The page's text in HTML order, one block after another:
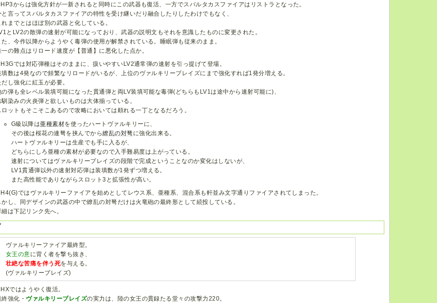
からは強化方針が一新されると同時にこの武器も復活、一方でスパルタカスファイアはリストラとなった。
と言ってスパルタカスファイアの特性を受け継いだり融合したりしたわけでもなく、
れまでとはほぼ別の武器と化している。
とLV2の散弾の速射が可能になっており、武器の説明文もそれを意識したものに変更された。
た、今作以降からようやく毒弾の使用が解禁されている。睡眠弾も従来のまま。
一の難点はリロード速度が【普通】に悪化した点か。
では対応弾種はそのままに、扱いやすいLV2通常弾の速射を引っ提げて登場。
填数は4発なので頻繁なリロードがいるが、上位のヴァルキリーブレイズにまで強化すれば1発分増える。
だし強化に紅玉が必要。
の弾も全レベル装填可能になった貫通弾と両LV装填可能な毒弾(どちらもLV1は途中から速射可能に)、
馴染みの火炎弾と欲しいものは大体揃っている。
ロットもそこそこあるので攻略においては頼れる一丁となるだろう。
G級以降は亜種素材を使ったハートヴァルキリーに、
その後は桜花の連弩を挟んでから繚乱の対弩に強化出来る。
ハートヴァルキリーは生産でも手に入るが、
どちらにしろ亜種の素材が必要なので入手難易度は上がっている。
速射についてはヴァルキリーブレイズの段階で完成ということなのか変化はしないが、
LV1貫通弾以外の速射対応弾は装填数が1発ずつ増える。
また高性能でありながらスロット3と拡張性が高い。
ではヴァルキリーファイアを始めとしてレウス系、亜種系、混合系も軒並み文字通りファイアされてしまった。
かし、同デザインの武器の中で繚乱の対弩だけは火竜砲の最終形として続投している。
細は下記リンク先へ。
ヴァルキリーファイア最終型。
女王の意に背く者を撃ち抜き、
壮絶な苦痛を伴う死を与える。
(ヴァルキリーブレイズ)
ではようやく復活。
終強化・ ヴァルキリーブレイズの実力は、陸の女王の貫録たる堂々の攻撃力220。